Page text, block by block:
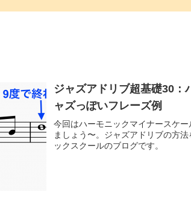
ジャズアドリブ超基礎30：
ャズっぽいフレーズ例
今回はハーモニックマイナースケ
ましょう〜。ジャズアドリブの方
ックスクールのブログです。